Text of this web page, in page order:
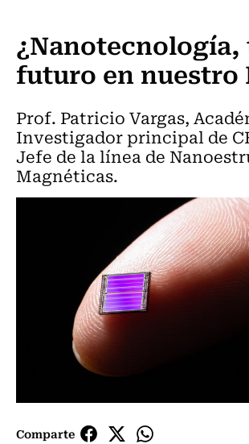
¿Nanotecnología,
futuro en nuestro
Prof. Patricio Vargas,
Investigador principal de
Jefe de la línea de
Magnéticas.
Comparte